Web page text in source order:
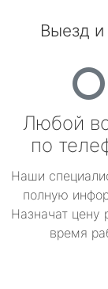
Выезд и
Любой
по
Наши
полную
Назначат цену
время